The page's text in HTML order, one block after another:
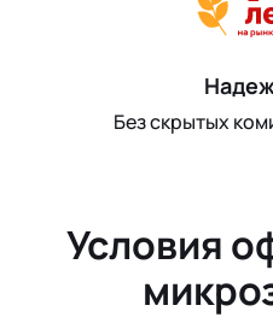
Без скрытых
Условия